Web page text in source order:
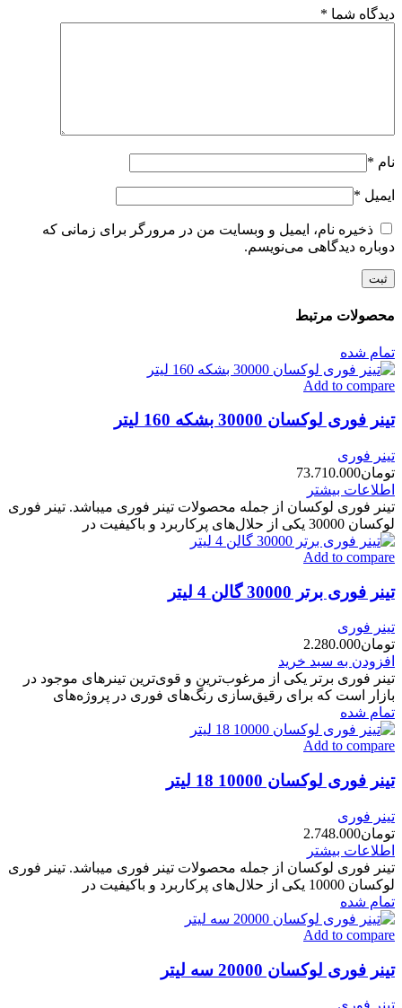
دیدگاه شما *
نام *
ایمیل *
ذخیره نام، ایمیل و وبسایت من در مرورگر برای زمانی که
دوباره دیدگاهی می‌نویسم.
محصولات مرتبط
تمام شده
Add to compare
تینر فوری لوکسان 30000 بشکه 160 لیتر
تینر فوری
تومان73.710.000
اطلاعات بیشتر
تینر فوری لوکسان از جمله محصولات تینر فوری میباشد. تینر فوری
لوکسان 30000 یکی از حلال‌های پرکاربرد و باکیفیت در
Add to compare
تینر فوری برتر 30000 گالن 4 لیتر
تینر فوری
تومان2.280.000
افزودن به سبد خرید
تینر فوری برتر یکی از مرغوب‌ترین و قوی‌ترین تینرهای موجود در
بازار است که برای رقیق‌سازی رنگ‌های فوری در پروژه‌های
تمام شده
Add to compare
تینر فوری لوکسان 10000 18 لیتر
تینر فوری
تومان2.748.000
اطلاعات بیشتر
تینر فوری لوکسان از جمله محصولات تینر فوری میباشد. تینر فوری
لوکسان 10000 یکی از حلال‌های پرکاربرد و باکیفیت در
تمام شده
Add to compare
تینر فوری لوکسان 20000 سه لیتر